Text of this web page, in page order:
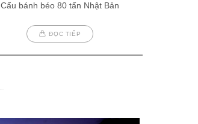
Cẩu bánh béo 80 tấn Nhật Bản
ĐỌC TIẾP